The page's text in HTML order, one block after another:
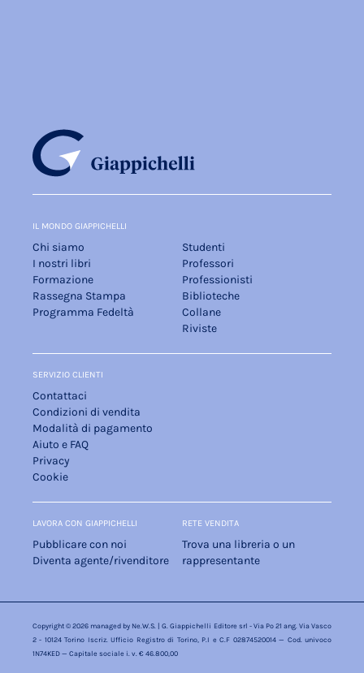
IL MONDO GIAPPICHELLI
Chi siamo
I nostri libri
Formazione
Rassegna Stampa
Programma Fedeltà
Studenti
Professori
Professionisti
Biblioteche
Collane
Riviste
SERVIZIO CLIENTI
Contattaci
Condizioni di vendita
Modalità di pagamento
Aiuto e FAQ
Privacy
Cookie
LAVORA CON GIAPPICHELLI
Pubblicare con noi
Diventa agente/rivenditore
RETE VENDITA
Trova una libreria o un
rappresentante
Copyright © 2026 managed by Ne.W.S. | G. Giappichelli Editore srl - Via Po 21 ang. Via Vasco
2 - 10124 Torino Iscriz. Ufficio Registro di Torino, P.I e C.F 02874520014 — Cod. univoco
1N74KED — Capitale sociale i. v. € 46.800,00